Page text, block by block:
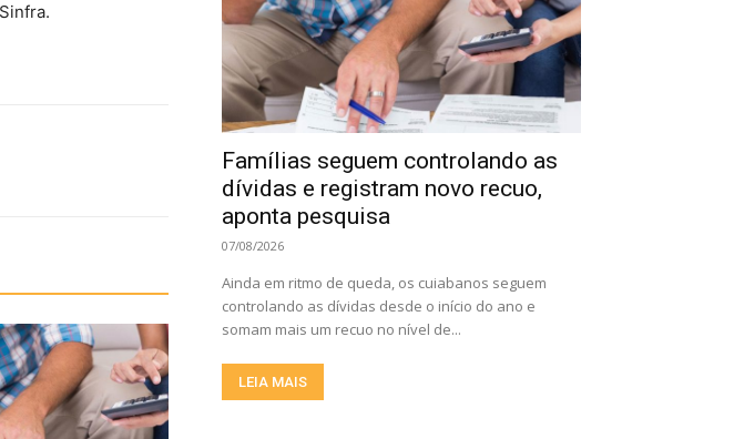
Famílias seguem controlando as
dívidas e registram novo recuo,
aponta pesquisa
07/08/2026
Ainda em ritmo de queda, os cuiabanos seguem
controlando as dívidas desde o início do ano e
somam mais um recuo no nível de...
LEIA MAIS